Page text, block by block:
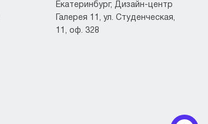
Екатеринбург, Дизайн-центр
Галерея 11, ул. Студенческая,
11, оф. 328